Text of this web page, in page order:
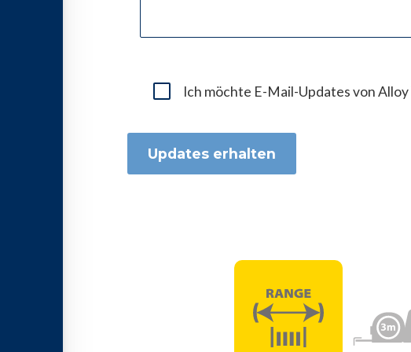
Ich möchte E-Mail-Updates von